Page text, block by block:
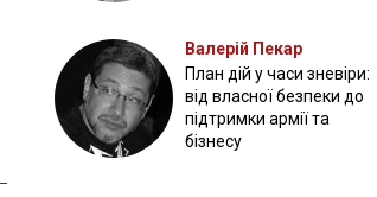
Валерій Пекар
План дій у часи зневіри:
від власної безпеки до
підтримки армії та
бізнесу